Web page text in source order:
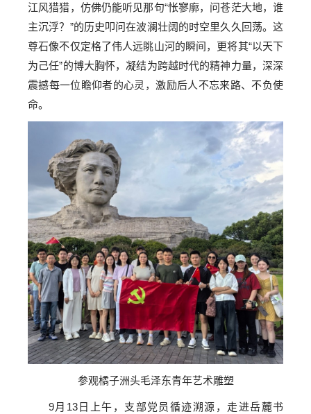
江风猎猎，仿佛仍能听见那句“怅寥廓，问苍茫大地，谁
主沉浮？”的历史叩问在波澜壮阔的时空里久久回荡。这
尊石像不仅定格了伟人远眺山河的瞬间，更将其“以天下
为己任”的博大胸怀，凝结为跨越时代的精神力量，深深
震撼每一位瞻仰者的心灵，激励后人不忘来路、不负使
命。
参观橘子洲头毛泽东青年艺术雕塑
9月13日上午，支部党员循迹溯源，走进岳麓书